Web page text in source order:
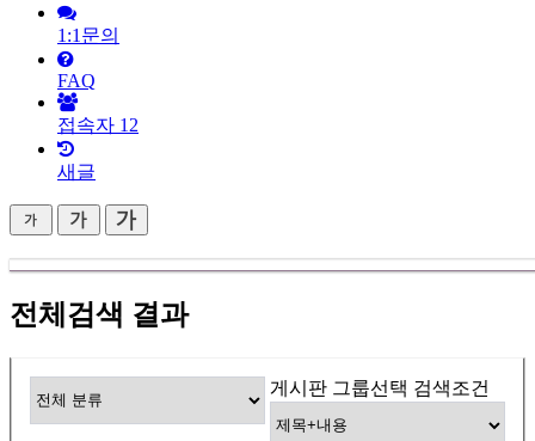
로
그
인
1:1문의
FAQ
접속자 12
새글
전체검색 결과
게시판 그룹선택 검색조건